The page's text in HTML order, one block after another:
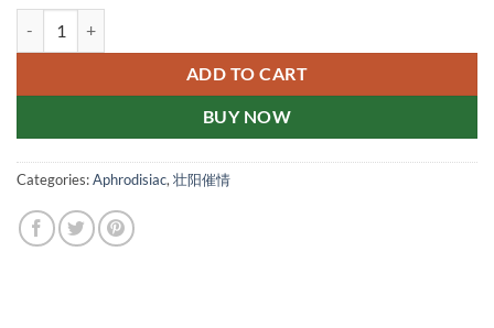
ADD TO CART
BUY NOW
Categories:Aphrodisiac, 壮阳催情